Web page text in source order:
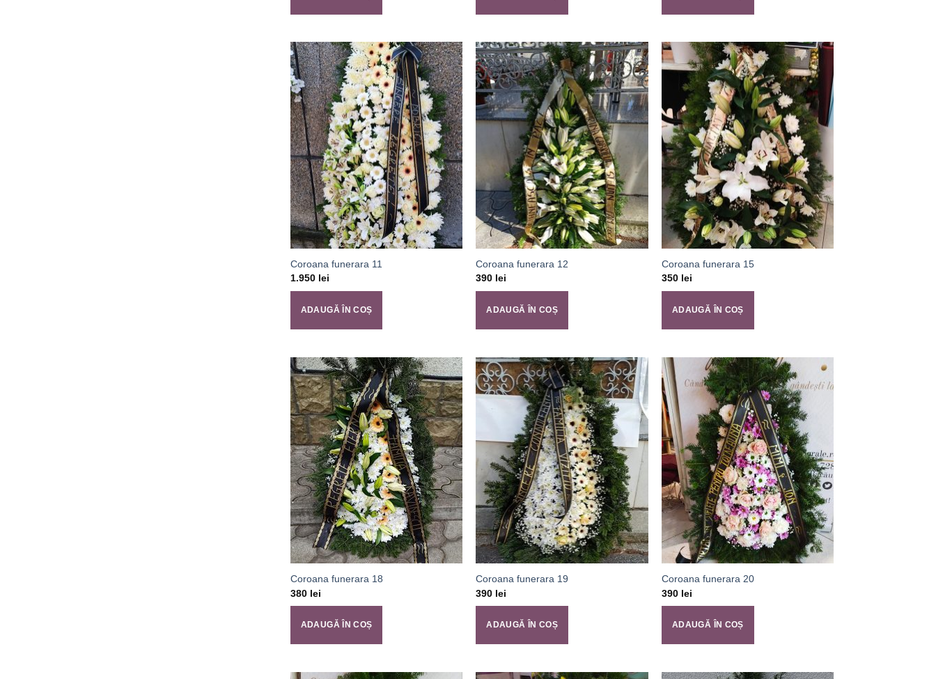
Coroana funerara 11
1.950 lei
ADAUGĂ ÎN COȘ
Coroana funerara 12
390 lei
ADAUGĂ ÎN COȘ
Coroana funerara 15
350 lei
ADAUGĂ ÎN COȘ
Coroana funerara 18
380 lei
ADAUGĂ ÎN COȘ
Coroana funerara 19
390 lei
ADAUGĂ ÎN COȘ
Coroana funerara 20
390 lei
ADAUGĂ ÎN COȘ